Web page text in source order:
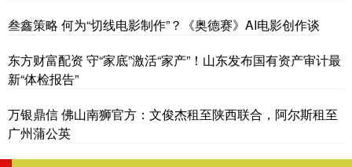
叁鑫策略 何为“切线电影制作”？《奥德赛》AI电影创作谈
东方财富配资 守“家底”激活“家产”！山东发布国有资产审计最
新“体检报告”
万银鼎信 佛山南狮官方：文俊杰租至陕西联合，阿尔斯租至
广州蒲公英